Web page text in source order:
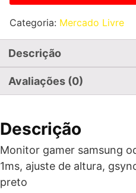
Categoria: Mercado Livre
Descrição
Avaliações (0)
Descrição
Monitor gamer samsung
1ms, ajuste de altura,
preto